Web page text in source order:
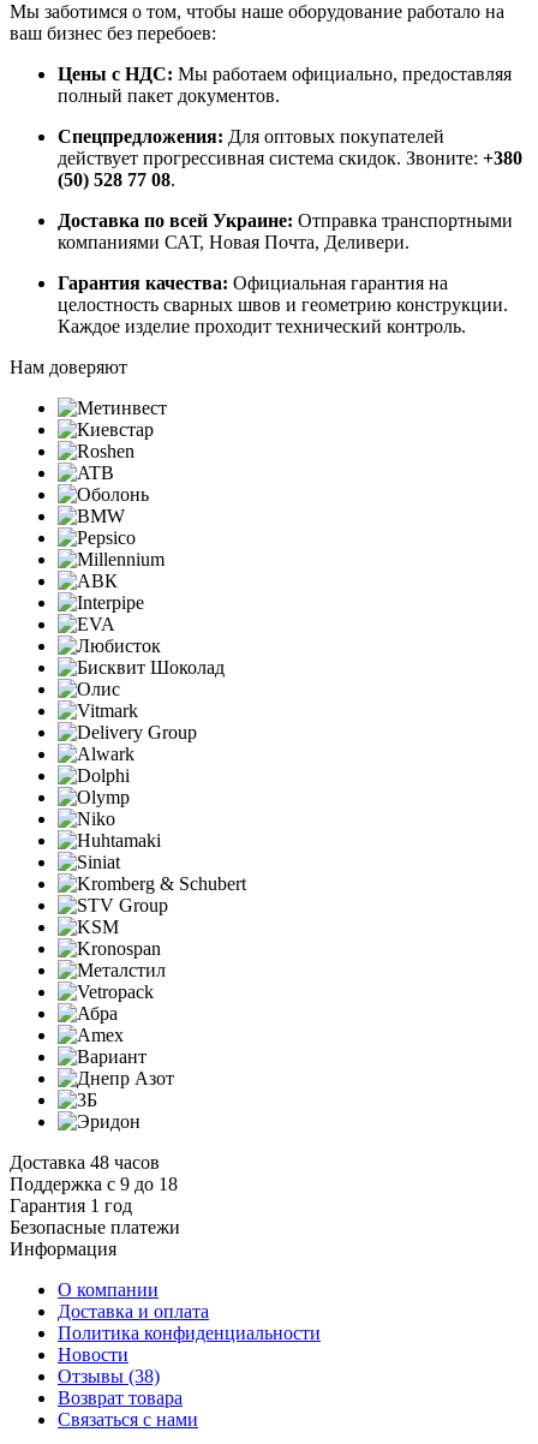
Мы заботимся о том, чтобы наше оборудование работало на
ваш бизнес без перебоев:
Цены с НДС: Мы работаем официально, предоставляя
полный пакет документов.
Спецпредложения: Для оптовых покупателей
действует прогрессивная система скидок. Звоните: +380
(50) 528 77 08.
Доставка по всей Украине: Отправка транспортными
компаниями САТ, Новая Почта, Деливери.
Гарантия качества: Официальная гарантия на
целостность сварных швов и геометрию конструкции.
Каждое изделие проходит технический контроль.
Нам доверяют
Доставка 48 часов
Поддержка с 9 до 18
Гарантия 1 год
Безопасные платежи
Информация
О компании
Доставка и оплата
Политика конфиденциальности
Новости
Отзывы (38)
Возврат товара
Связаться с нами